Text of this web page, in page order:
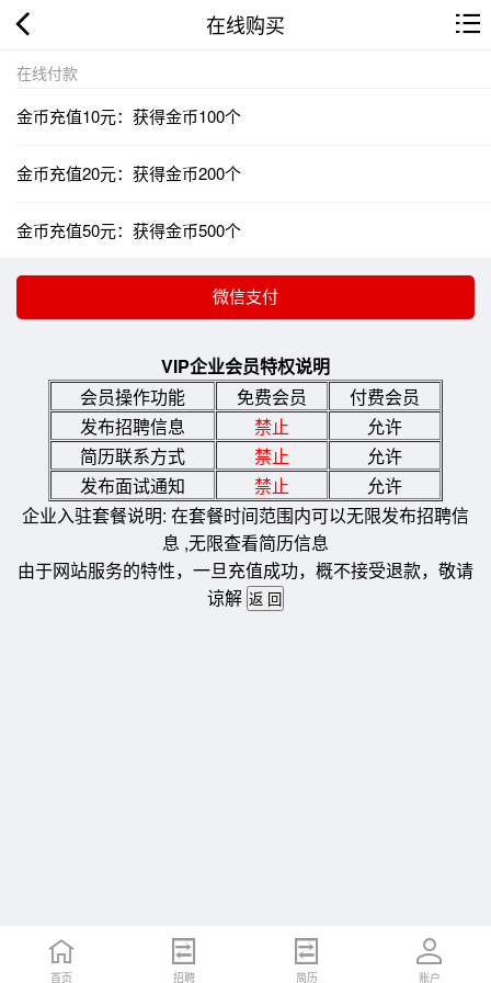
在线购买
在线付款
金币充值10元：获得金币100个
金币充值20元：获得金币200个
金币充值50元：获得金币500个
VIP企业会员特权说明
会员操作功能
免费会员
付费会员
发布招聘信息
禁止
允许
简历联系方式
禁止
允许
发布面试通知
禁止
允许
企业入驻套餐说明: 在套餐时间范围内可以无限发布招聘信
息 ,无限查看简历信息
由于网站服务的特性，一旦充值成功，概不接受退款，敬请
谅解
首页 招聘 简历 账户